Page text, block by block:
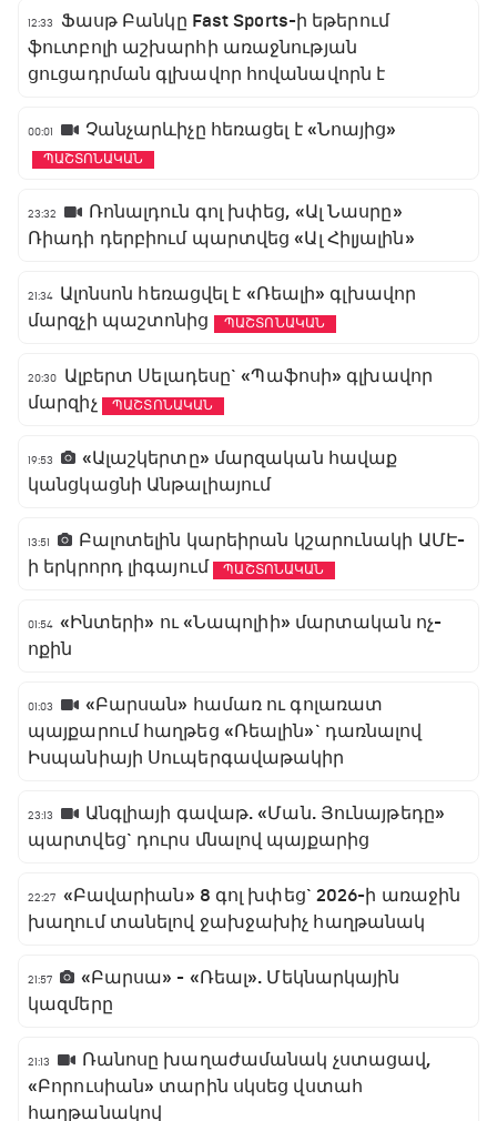
12:33
Ֆասթ Բանկը Fast Sports-ի եթերում
ֆուտբոլի աշխարհի առաջնության
ցուցադրման գլխավոր հովանավորն է
00:01 Չանչարևիչը հեռացել է «Նոայից»
ՊԱՇՏՈՆԱԿԱՆ
23:32
Ռոնալդուն գոլ խփեց, «Ալ Նասրը»
Ռիադի դերբիում պարտվեց «Ալ Հիլյալին»
21:34 Ալոնսոն հեռացվել է «Ռեալի» գլխավոր
մարզչի պաշտոնից
ՊԱՇՏՈՆԱԿԱՆ
20:30
Ալբերտ Սելադեսը` «Պաֆոսի» գլխավոր
մարզիչ
ՊԱՇՏՈՆԱԿԱՆ
19:53
«Ալաշկերտը» մարզական հավաք
կանցկացնի Անթալիայում
13:51
Բալոտելին կարեիրան կշարունակի ԱՄԷ-
ի երկրորդ լիգայում
ՊԱՇՏՈՆԱԿԱՆ
01:54 «Ինտերի» ու «Նապոլիի» մարտական ոչ-
ոքին
01:03
«Բարսան» համառ ու գոլառատ
պայքարում հաղթեց «Ռեալին»` դառնալով
Իսպանիայի Սուպերգավաթակիր
23:13
Անգլիայի գավաթ. «Ման. Յունայթեդը»
պարտվեց` դուրս մնալով պայքարից
22:27 «Բավարիան» 8 գոլ խփեց` 2026-ի առաջին
խաղում տանելով ջախջախիչ հաղթանակ
21:57
«Բարսա» - «Ռեալ». Մեկնարկային
կազմերը
21:13
Ռանոսը խաղաժամանակ չստացավ,
«Բորուսիան» տարին սկսեց վստահ
հաղթանակով